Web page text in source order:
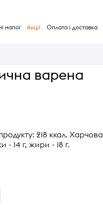
напої Акції Оплата і доставка
варена
218 ккал. Харчова
- 14 г, жири - 18 г.